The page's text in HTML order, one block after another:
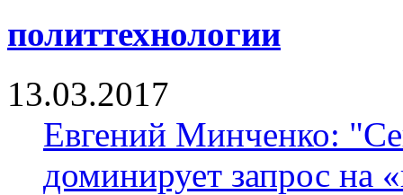
политтехнологии
13.03.2017
Евгений Минченко:
доминирует запрос на